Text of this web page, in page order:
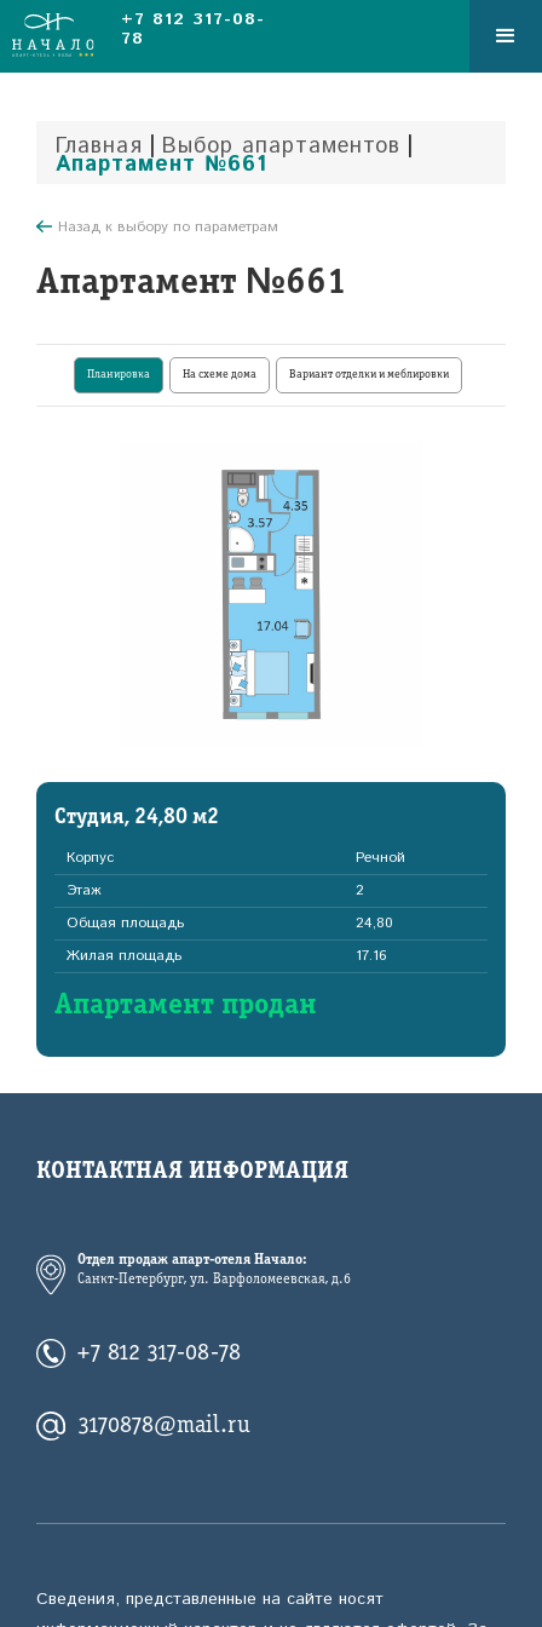
+7 812 317-08-
78
Главная | Выбор апартаментов |
Апартамент №661
Назад к выбору по параметрам
Апартамент №661
Планировка На схеме дома Вариант отделки и меблировки
Студия, 24,80 м2
Корпус
Речной
Этаж
2
Общая площадь
24,80
Жилая площадь
17.16
Апартамент продан
КОНТАКТНАЯ ИНФОРМАЦИЯ
Отдел продаж апарт-отеля Начало:
Санкт-Петербург, ул. Варфоломеевская, д.6
+7 812 317-08-78
3170878@mail.ru
Сведения, представленные на сайте носят